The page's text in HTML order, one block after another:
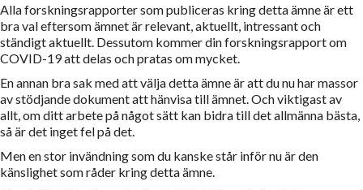
Alla forskningsrapporter som publiceras kring detta ämne är ett
bra val eftersom ämnet är relevant, aktuellt, intressant och
ständigt aktuellt. Dessutom kommer din forskningsrapport om
COVID-19 att delas och pratas om mycket.
En annan bra sak med att välja detta ämne är att du nu har massor
av stödjande dokument att hänvisa till ämnet. Och viktigast av
allt, om ditt arbete på något sätt kan bidra till det allmänna bästa,
så är det inget fel på det.
Men en stor invändning som du kanske står inför nu är den
känslighet som råder kring detta ämne.